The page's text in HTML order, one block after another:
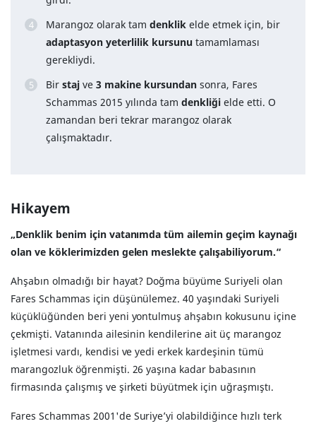
Marangoz olarak tam denklik elde etmek için, bir
adaptasyon yeterlilik kursunu tamamlaması
gerekliydi.
Bir staj ve 3 makine kursundan sonra, Fares
Schammas 2015 yılında tam denkliği elde etti. O
zamandan beri tekrar marangoz olarak
çalışmaktadır.
Hikayem
„Denklik benim için vatanımda tüm ailemin geçim kaynağı
olan ve köklerimizden gelen meslekte çalışabiliyorum.“
Ahşabın olmadığı bir hayat? Doğma büyüme Suriyeli olan
Fares Schammas için düşünülemez. 40 yaşındaki Suriyeli
küçüklüğünden beri yeni yontulmuş ahşabın kokusunu içine
çekmişti. Vatanında ailesinin kendilerine ait üç marangoz
işletmesi vardı, kendisi ve yedi erkek kardeşinin tümü
marangozluk öğrenmişti. 26 yaşına kadar babasının
firmasında çalışmış ve şirketi büyütmek için uğraşmıştı.
Fares Schammas 2001'de Suriye’yi olabildiğince hızlı terk